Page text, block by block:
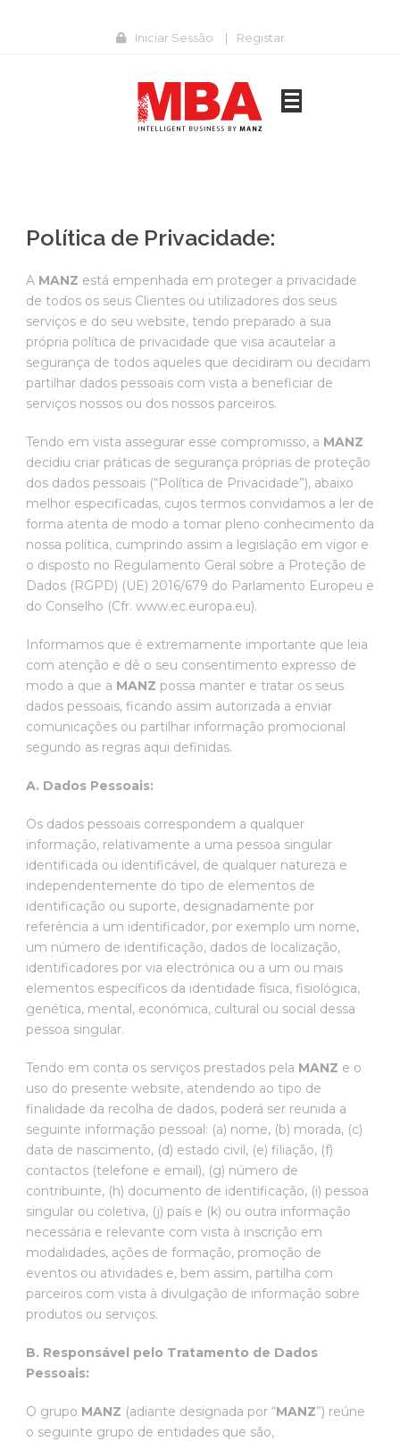
Iniciar Sessão | Registar
Política de Privacidade:
A MANZ está empenhada em proteger a privacidade
de todos os seus Clientes ou utilizadores dos seus
serviços e do seu website, tendo preparado a sua
própria política de privacidade que visa acautelar a
segurança de todos aqueles que decidiram ou decidam
partilhar dados pessoais com vista a beneficiar de
serviços nossos ou dos nossos parceiros.
Tendo em vista assegurar esse compromisso, a MANZ
decidiu criar práticas de segurança próprias de proteção
dos dados pessoais (“Política de Privacidade”), abaixo
melhor especificadas, cujos termos convidamos a ler de
forma atenta de modo a tomar pleno conhecimento da
nossa política, cumprindo assim a legislação em vigor e
o disposto no Regulamento Geral sobre a Proteção de
Dados (RGPD) (UE) 2016/679 do Parlamento Europeu e
do Conselho (Cfr. www.ec.europa.eu).
Informamos que é extremamente importante que leia
com atenção e dê o seu consentimento expresso de
modo a que a MANZ possa manter e tratar os seus
dados pessoais, ficando assim autorizada a enviar
comunicações ou partilhar informação promocional
segundo as regras aqui definidas.
A. Dados Pessoais:
Os dados pessoais correspondem a qualquer
informação, relativamente a uma pessoa singular
identificada ou identificável, de qualquer natureza e
independentemente do tipo de elementos de
identificação ou suporte, designadamente por
referência a um identificador, por exemplo um nome,
um número de identificação, dados de localização,
identificadores por via electrónica ou a um ou mais
elementos específicos da identidade física, fisiológica,
genética, mental, económica, cultural ou social dessa
pessoa singular.
Tendo em conta os serviços prestados pela MANZ e o
uso do presente website, atendendo ao tipo de
finalidade da recolha de dados, poderá ser reunida a
seguinte informação pessoal: (a) nome, (b) morada, (c)
data de nascimento, (d) estado civil, (e) filiação, (f)
contactos (telefone e email), (g) número de
contribuinte, (h) documento de identificação, (i) pessoa
singular ou coletiva, (j) país e (k) ou outra informação
necessária e relevante com vista à inscrição em
modalidades, ações de formação, promoção de
eventos ou atividades e, bem assim, partilha com
parceiros com vista à divulgação de informação sobre
produtos ou serviços.
B. Responsável pelo Tratamento de Dados
Pessoais:
O grupo MANZ (adiante designada por “MANZ”) reúne
o seguinte grupo de entidades que são,